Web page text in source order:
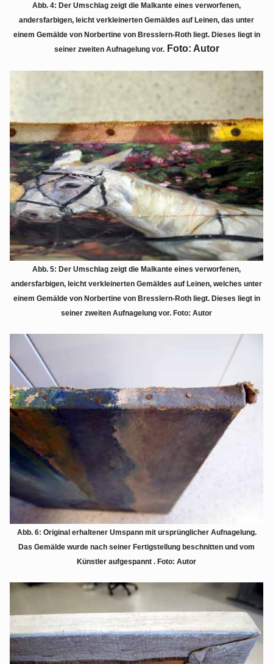
Abb. 4: Der Umschlag zeigt die Malkante eines verworfenen,
andersfarbigen, leicht verkleinerten Gemäldes auf Leinen, das unter
einem Gemälde von Norbertine von Bresslern-Roth liegt. Dieses liegt in
seiner zweiten Aufnagelung vor.Foto: Autor
Abb. 5: Der Umschlag zeigt die Malkante eines verworfenen,
andersfarbigen, leicht verkleinerten Gemäldes auf Leinen, welches unter
einem Gemälde von Norbertine von Bresslern-Roth liegt. Dieses liegt in
seiner zweiten Aufnagelung vor. Foto: Autor
Abb. 6: Original erhaltener Umspann mit ursprünglicher Aufnagelung.
Das Gemälde wurde nach seiner Fertigstellung beschnitten und vom
Künstler aufgespannt . Foto: Autor